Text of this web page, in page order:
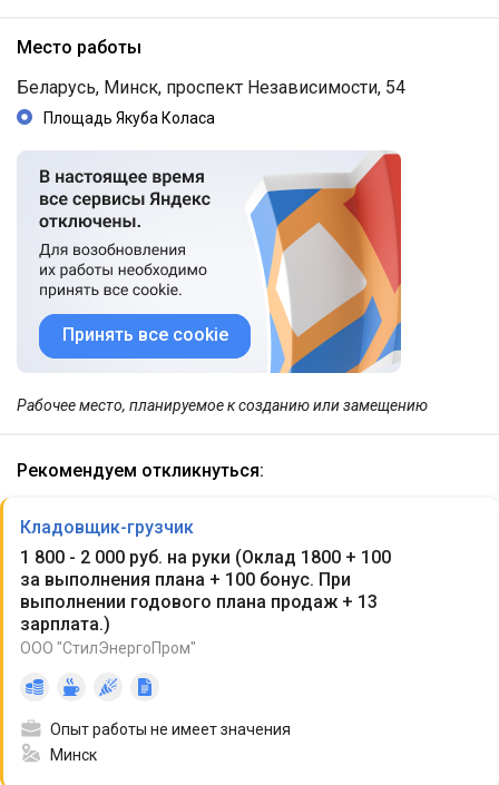
Место работы
Беларусь, Минск, проспект Независимости, 54
Площадь Якуба Коласа
Принять все cookie
Рабочее место, планируемое к созданию или замещению
Рекомендуем откликнуться:
Кладовщик-грузчик
1 800 - 2 000 руб. на руки (Оклад 1800 + 100
за выполнения плана + 100 бонус. При
выполнении годового плана продаж + 13
зарплата.)
ООО "СтилЭнергоПром"
Опыт работы не имеет значения
Минск